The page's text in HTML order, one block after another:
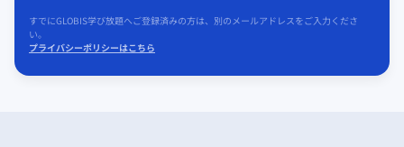
すでにGLOBIS学び放題へご登録済みの方は、別のメールアドレスをご入力くださ
い。
プライバシーポリシーはこちら